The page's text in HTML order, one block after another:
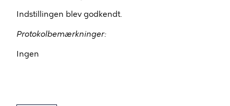
Indstillingen blev godkendt.
Protokolbemærkninger:
Ingen